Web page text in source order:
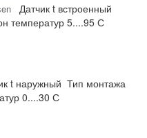
Датчик t встроенный
температур5....95 С
t наружный Тип монтажа
0....30 С